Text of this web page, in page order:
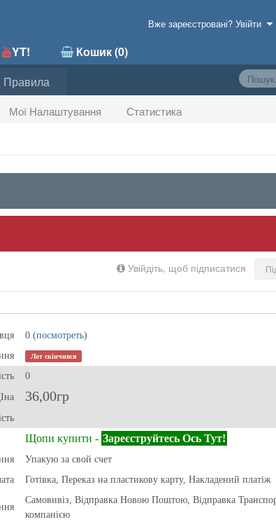
YT! Кошик (0)
Вже зареєстровані? Увійти
Мої Налаштування Статистика
Правила
Увійдіть, щоб підписатися
0 (посмотреть)
Лот скінчився
0
36,00гр
Щопи купити - Зареєструйтесь Ось Тут!
Упакую за свой счет
Готівка, Переказ на пластикову карту, Накладений платіж
Самовивіз, Відправка Новою Поштою, Відправка
компанією